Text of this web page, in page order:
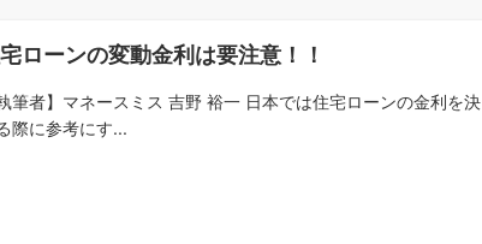
ローンの変動金利は要注意！！
執筆者】マネースミス 吉野 裕一 日本では住宅ローンの金利を決
際に参考にす...